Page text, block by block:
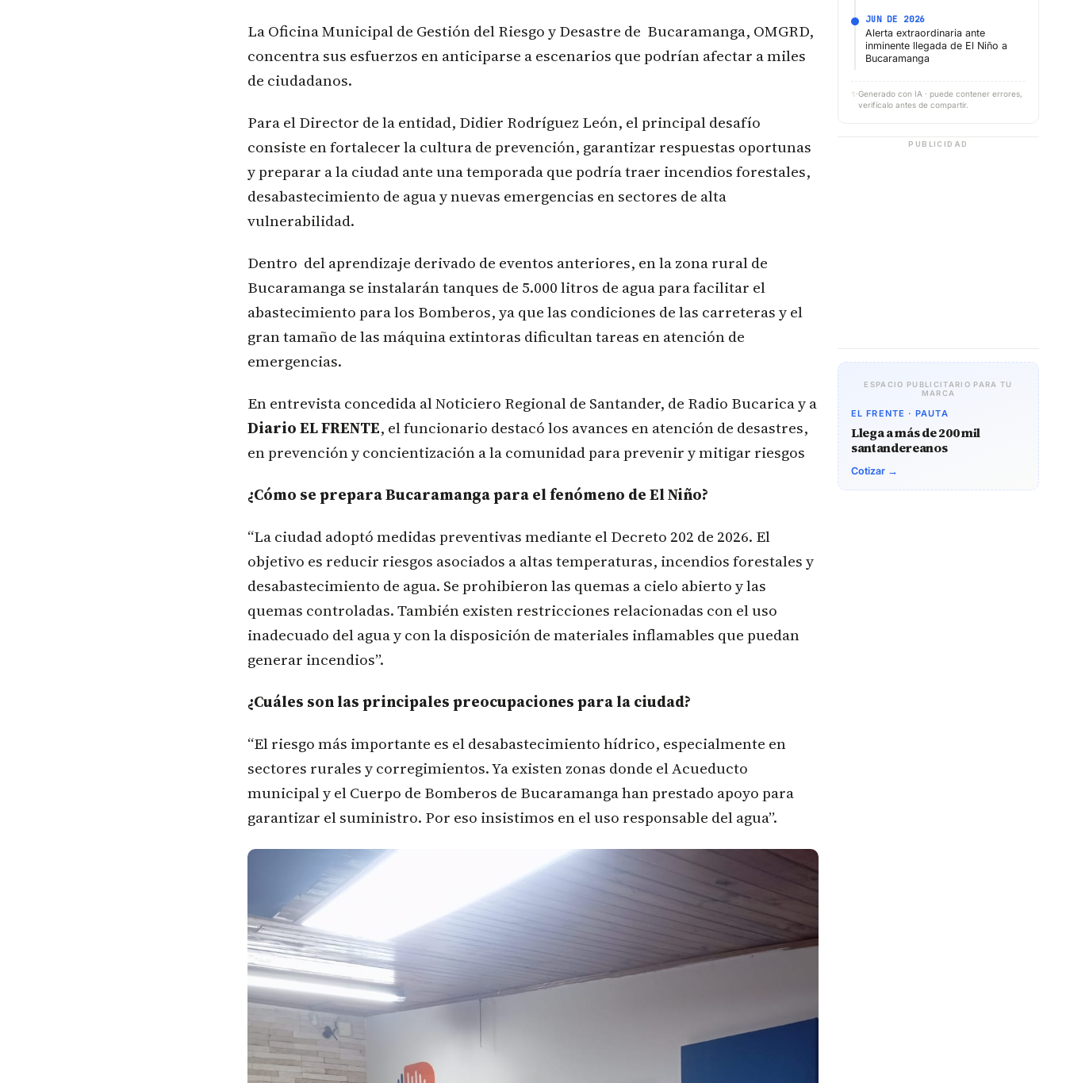
La Oficina Municipal de Gestión del Riesgo y Desastre de Bucaramanga, OMGRD,
concentra sus esfuerzos en anticiparse a escenarios que podrían afectar a miles
de ciudadanos.
Para el Director de la entidad, Didier Rodríguez León, el principal desafío
consiste en fortalecer la cultura de prevención, garantizar respuestas oportunas
y preparar a la ciudad ante una temporada que podría traer incendios forestales,
desabastecimiento de agua y nuevas emergencias en sectores de alta
vulnerabilidad.
Dentro del aprendizaje derivado de eventos anteriores, en la zona rural de
Bucaramanga se instalarán tanques de 5.000 litros de agua para facilitar el
abastecimiento para los Bomberos, ya que las condiciones de las carreteras y el
gran tamaño de las máquina extintoras dificultan tareas en atención de
emergencias.
En entrevista concedida al Noticiero Regional de Santander, de Radio Bucarica y a
Diario EL FRENTE, el funcionario destacó los avances en atención de desastres,
en prevención y concientización a la comunidad para prevenir y mitigar riesgos
¿Cómo se prepara Bucaramanga para el fenómeno de El Niño?
“La ciudad adoptó medidas preventivas mediante el Decreto 202 de 2026. El
objetivo es reducir riesgos asociados a altas temperaturas, incendios forestales y
desabastecimiento de agua. Se prohibieron las quemas a cielo abierto y las
quemas controladas. También existen restricciones relacionadas con el uso
inadecuado del agua y con la disposición de materiales inflamables que puedan
generar incendios”.
¿Cuáles son las principales preocupaciones para la ciudad?
“El riesgo más importante es el desabastecimiento hídrico, especialmente en
sectores rurales y corregimientos. Ya existen zonas donde el Acueducto
municipal y el Cuerpo de Bomberos de Bucaramanga han prestado apoyo para
garantizar el suministro. Por eso insistimos en el uso responsable del agua”.
JUN DE 2026
Alerta extraordinaria ante
inminente llegada de El Niño a
Bucaramanga
✨ Generado con IA · puede contener errores,
verifícalo antes de compartir.
PUBLICIDAD
ESPACIO PUBLICITARIO PARA TU
MARCA
EL FRENTE · PAUTA
Llega a más de 200 mil
santandereanos
Cotizar →